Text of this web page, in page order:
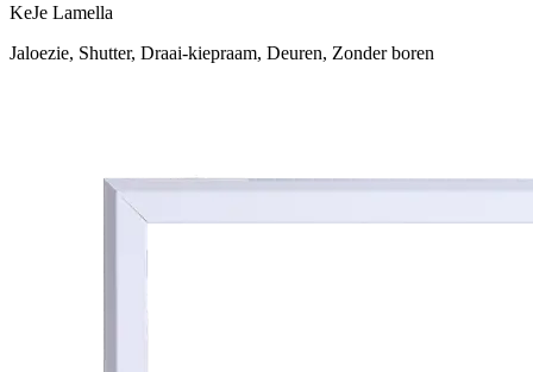
KeJe Lamella
Jaloezie, Shutter, Draai-kiepraam, Deuren, Zonder boren